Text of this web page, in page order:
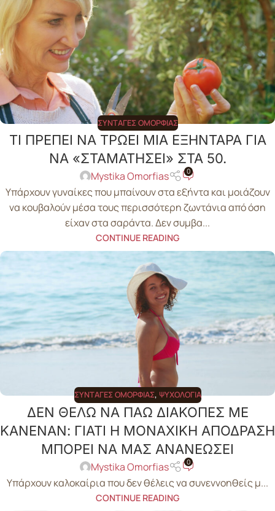
ΣΥΝΤΑΓΈΣ ΟΜΟΡΦΙΆΣ
ΤΙ ΠΡΕΠΕΙ ΝΑ ΤΡΩΕΙ ΜΙΑ ΕΞΗΝΤΑΡΑ ΓΙΑ
ΝΑ «ΣΤΑΜΑΤΗΣΕΙ» ΣΤΑ 50.
Mystika Omorfias 0
Υπάρχουν γυναίκες που μπαίνουν στα εξήντα και μοιάζουν
να κουβαλούν μέσα τους περισσότερη ζωντάνια από όση
είχαν στα σαράντα. Δεν συμβα...
CONTINUE READING
ΣΥΝΤΑΓΈΣ ΟΜΟΡΦΙΆΣ, ΨΥΧΟΛΟΓΊΑ
ΔΕΝ ΘΕΛΩ ΝΑ ΠΑΩ ΔΙΑΚΟΠΕΣ ΜΕ
ΚΑΝΕΝΑΝ: ΓΙΑΤΙ Η ΜΟΝΑΧΙΚΗ ΑΠΟΔΡΑΣΗ
ΜΠΟΡΕΙ ΝΑ ΜΑΣ ΑΝΑΝΕΩΣΕΙ
Mystika Omorfias 0
Υπάρχουν καλοκαίρια που δεν θέλεις να συνεννοηθείς μ...
CONTINUE READING